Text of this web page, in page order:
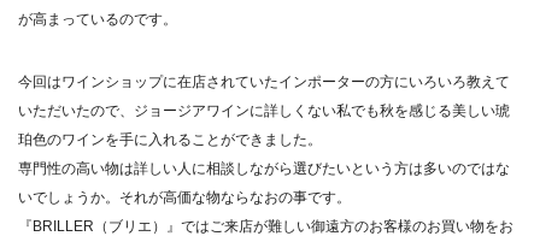
が高まっているのです。
今回はワインショップに在店されていたインポーターの方にいろいろ教えて
いただいたので、ジョージアワインに詳しくない私でも秋を感じる美しい琥
珀色のワインを手に入れることができました。
専門性の高い物は詳しい人に相談しながら選びたいという方は多いのではな
いでしょうか。それが高価な物ならなおの事です。
『BRILLER（ブリエ）』ではご来店が難しい御遠方のお客様のお買い物をお